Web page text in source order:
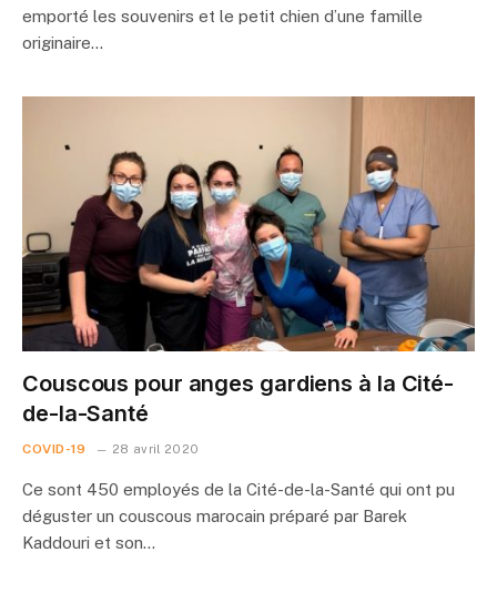
emporté les souvenirs et le petit chien d’une famille
originaire…
Couscous pour anges gardiens à la Cité-
de-la-Santé
COVID-19 28 avril 2020
Ce sont 450 employés de la Cité-de-la-Santé qui ont pu
déguster un couscous marocain préparé par Barek
Kaddouri et son…